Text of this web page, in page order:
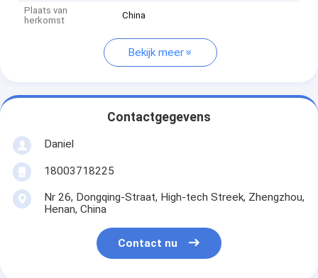
Plaats van
herkomst
China
Bekijk meer
Contactgegevens
Daniel
18003718225
Nr 26, Dongqing-Straat, High-tech Streek, Zhengzhou,
Henan, China
Contact nu